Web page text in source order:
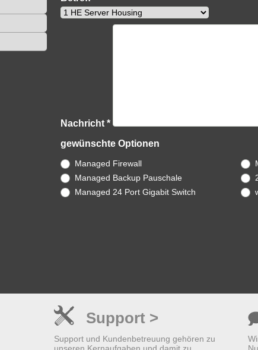
Nachricht *
gewünschte Optionen
Managed Firewall
Managed Backup Pauschale
Managed 24 Port Gigabit Switch
Support >
Support und Kundenbetreuung gehören zu